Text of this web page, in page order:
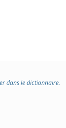
dans le dictionnaire.